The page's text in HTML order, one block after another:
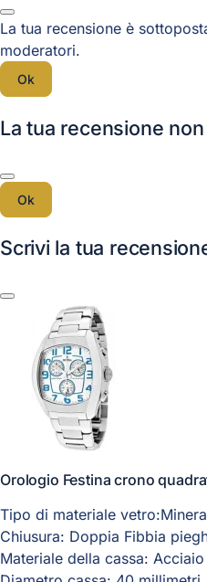
La tua recensione è
moderatori.
Ok
La tua recensione
Ok
Scrivi la tua
Orologio Festina crono
Tipo di materiale
Chiusura: Doppia Fibbia
Materiale della cassa: Acciaio